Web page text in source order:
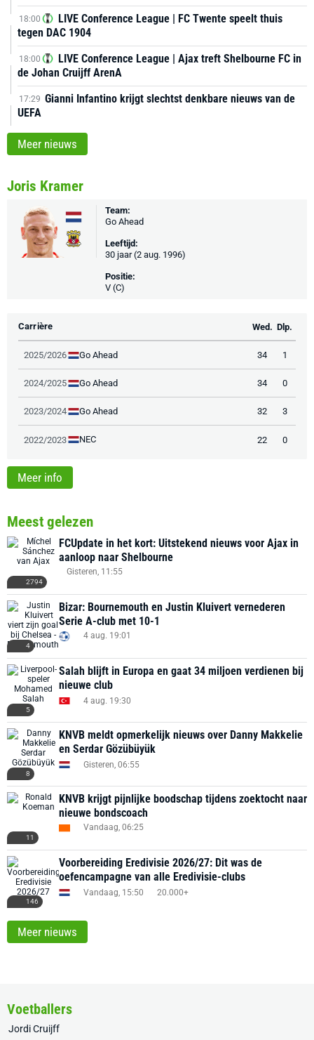
18:00
LIVE Conference League | FC Twente speelt thuis
tegen DAC 1904
18:00
LIVE Conference League | Ajax treft Shelbourne FC in
de Johan Cruijff ArenA
17:29 Gianni Infantino krijgt slechtst denkbare nieuws van de
UEFA
Meer nieuws
Joris Kramer
Team:
Go Ahead
Leeftijd:
30 jaar (2 aug. 1996)
Positie:
V (C)
Carrière Wed. Dlp.
2025/2026 Go Ahead 34 1
2024/2025 Go Ahead 34 0
2023/2024 Go Ahead 32 3
2022/2023 NEC 22 0
Meer info
Meest gelezen
2794
FCUpdate in het kort: Uitstekend nieuws voor Ajax in
aanloop naar Shelbourne
Gisteren, 11:55
4
Bizar: Bournemouth en Justin Kluivert vernederen
Serie A-club met 10-1
4 aug. 19:01
5
Salah blijft in Europa en gaat 34 miljoen verdienen bij
nieuwe club
4 aug. 19:30
8
KNVB meldt opmerkelijk nieuws over Danny Makkelie
en Serdar Gözübüyük
Gisteren, 06:55
11
KNVB krijgt pijnlijke boodschap tijdens zoektocht naar
nieuwe bondscoach
Vandaag, 06:25
146
Voorbereiding Eredivisie 2026/27: Dit was de
oefencampagne van alle Eredivisie-clubs
Vandaag, 15:50 20.000+
Meer nieuws
Voetballers
Jordi Cruijff